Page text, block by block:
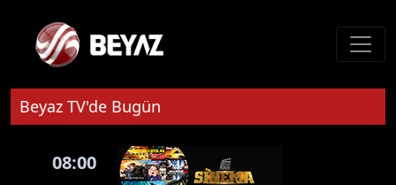
Beyaz TV'de Bugün
08:00